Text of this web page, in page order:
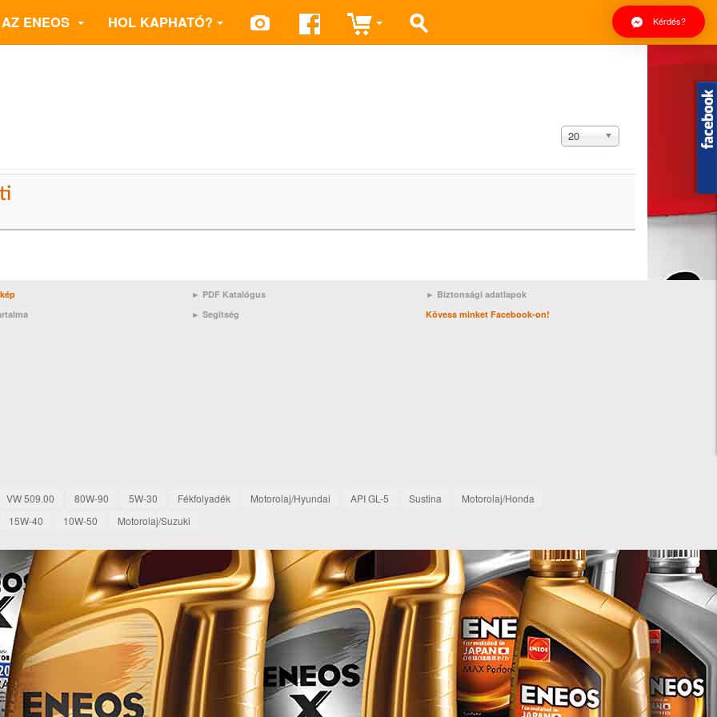
Kérdés?
AZ ENEOS HOL KAPHATÓ?
Tételek
#
20
► PDF Katalógus
► Segítség
► Biztonsági adatlapok
Kövess minket Facebook-on!
VW 509.00 80W-90 5W-30 Fékfolyadék Motorolaj/Hyundai API GL-5 Sustina
Motorolaj/Honda
15W-40 10W-50 Motorolaj/Suzuki